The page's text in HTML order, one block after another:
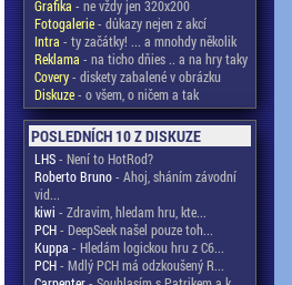
Grafika - ne vždy jen 320x200
Fotogalerie- důkazy nejen z akcí
Intra - ty začátky! ... a mnohdy několik
Reklama - na ticho dňies .. a na hry taky
Covery- diskety zabalené v obrázku
Diskuze- o všem, o ničem a tak
POSLEDNÍCH 10 Z DISKUZE
LHS- Není to HotRod?
Roberto Bruno- Ahoj, sháním závodní
vid...
kiwi - Zdravim, hledam hru, kte...
PCH- DeepSeek našel pouze toh...
Kuppa - Hledám logickou hru z C6...
PCH- Mdlý PCH má odzkoušený R...